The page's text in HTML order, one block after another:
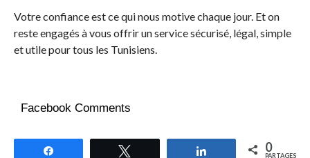
Votre confiance est ce qui nous motive chaque jour. Et on
reste engagés à vous offrir un service sécurisé, légal, simple
et utile pour tous les Tunisiens.
Facebook Comments
Partagez 0
PARTAGES